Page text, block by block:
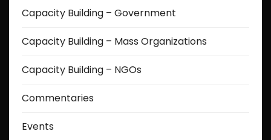
Capacity Building – Government
Capacity Building – Mass Organizations
Capacity Building – NGOs
Commentaries
Events